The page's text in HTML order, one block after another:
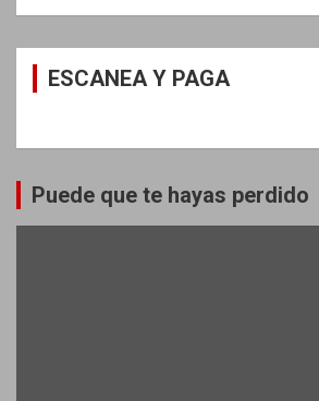
ESCANEA Y PAGA
Puede que te hayas perdido